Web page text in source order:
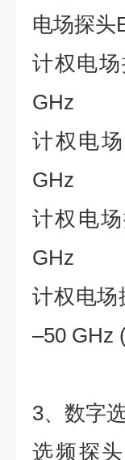
电场探头
计权电场
GHz
计权电
GHz
计权电
GHz
计权电场
–50 GHz
3、数字
选频探